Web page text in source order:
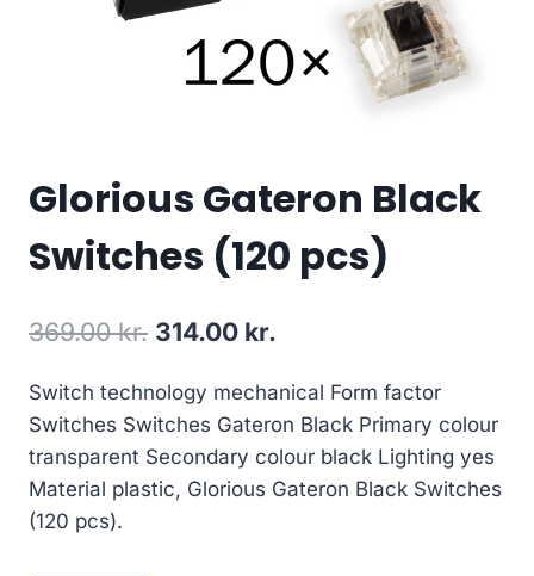
Glorious Gateron Black
Switches (120 pcs)
369.00kr. Original
was:
369.00 kr..
314.00 kr.
is:
314.00 kr..
Switch technology mechanical Form factor
Switches Switches Gateron Black Primary colour
transparent Secondary colour black Lighting yes
Material plastic, Glorious Gateron Black Switches
(120 pcs).